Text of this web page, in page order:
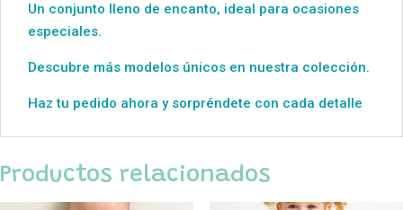
Un conjunto lleno de encanto, ideal para ocasiones
especiales.
Descubre más modelos únicos en nuestra colección.
Haz tu pedido ahora y sorpréndete con cada detalle
Productos relacionados